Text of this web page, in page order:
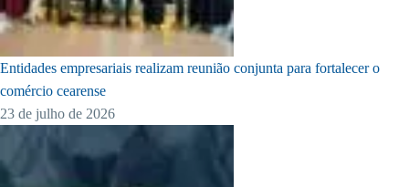
Entidades empresariais realizam reunião conjunta para fortalecer o
comércio cearense
23 de julho de 2026